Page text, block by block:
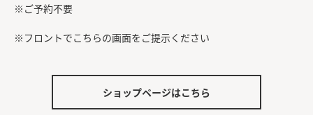
※ご予約不要
※フロントでこちらの画面をご提示ください
ショップページはこちら